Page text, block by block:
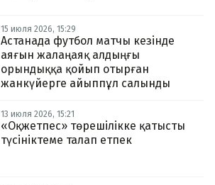
15 июля 2026, 15:29
Астанада футбол матчы кезінде
аяғын жалаңаяқ алдыңғы
орындыққа қойып отырған
жанкүйерге айыппұл салынды
13 июля 2026, 15:21
«Оқжетпес» төрешілікке қатысты
түсініктеме талап етпек